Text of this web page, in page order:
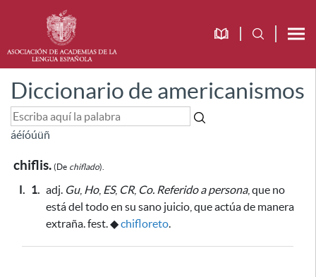
Diccionario de americanismos
áéíóúüñ
chiflis. (De chiflado).
I. 1. adj. Gu, Ho, ES, CR, Co. Referido a persona, que no
está del todo en su sano juicio, que actúa de manera
extraña. fest.◆chifloreto.